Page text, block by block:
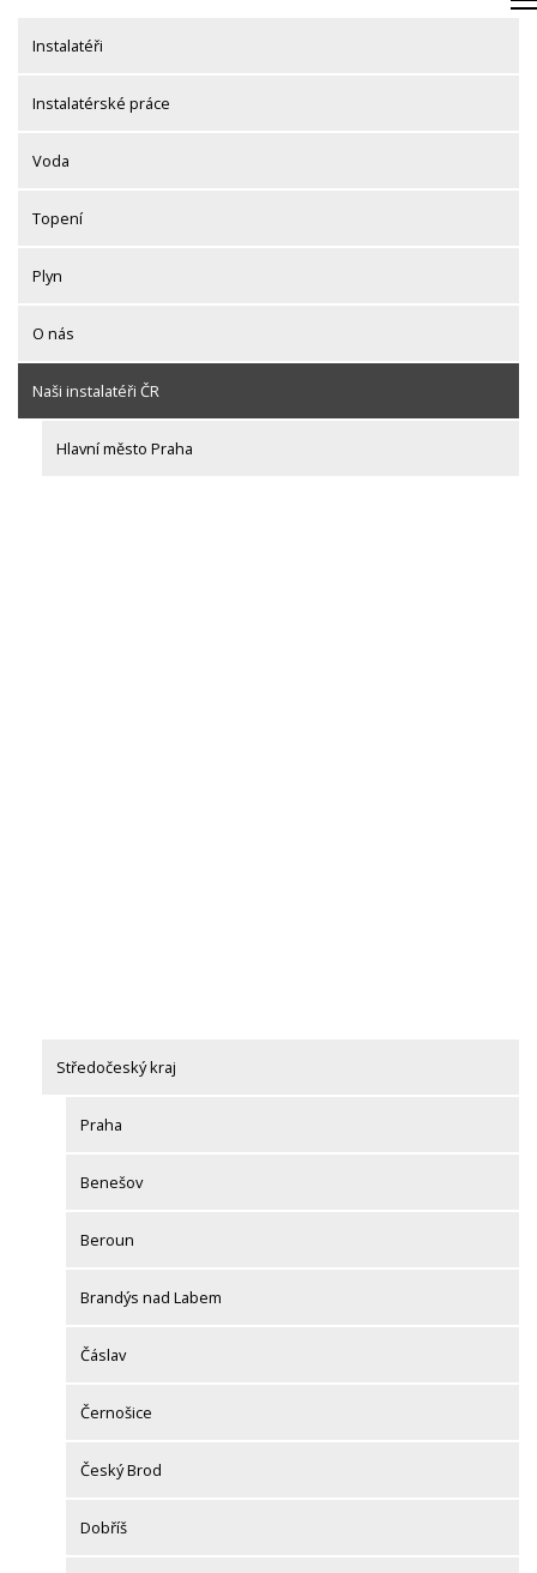
contentInstalatéři
Instalatérské práce
Voda
Topení
Plyn
O nás
Naši instalatéři ČR
Hlavní město Praha
Středočeský kraj
Praha
Benešov
Beroun
Brandýs nad Labem
Čáslav
Černošice
Český Brod
Dobříš